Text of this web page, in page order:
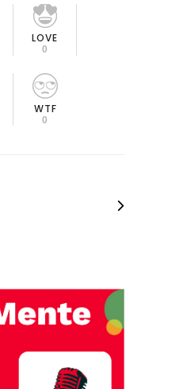
LOVE
0
WTF
0